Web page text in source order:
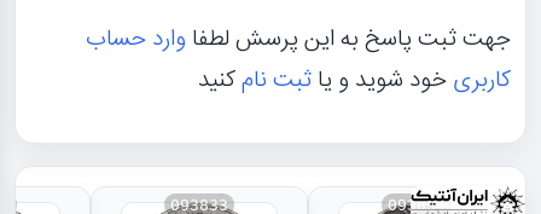
جهت ثبت پاسخ به این پرسش لطفا وارد حساب
کاربریخود شوید و یاثبت نامکنید
093834
093833